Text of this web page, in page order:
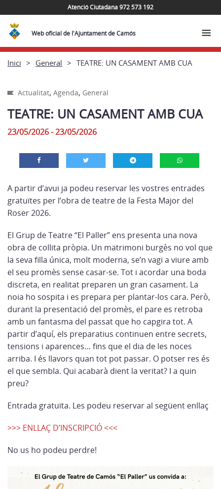
Atenció Ciutadana 972 573 192
Web oficial de l'Ajuntament de Camós
Inici General TEATRE: UN CASAMENT AMB CUA
Actualitat, Agenda, General
TEATRE: UN CASAMENT AMB CUA
23/05/2026 - 23/05/2026
A partir d’avui ja podeu reservar les vostres entrades
gratuïtes per l’obra de teatre de la Festa Major del
Roser 2026.
El Grup de Teatre “El Paller” ens presenta una nova
obra de collita pròpia. Un matrimoni burgès no vol que
la seva filla única, molt moderna, se’n vagi a viure amb
el seu promès sense casar-se. Tot i acordar una boda
discreta, en realitat preparen un gran casament. La
noia ho sospita i es prepara per plantar-los cara. Però,
durant la presentació del promès, el pare es retroba
amb un fantasma del passat que ho capgira tot. A
partir d’aquí, els preparatius continuen entre secrets,
tensions i aparences… fins que el dia de les noces
arriba. I és llavors quan tot pot passar. O potser res és
el que sembla. Qui acabarà dient la veritat? I a quin
preu?
Entrada gratuïta. Les podeu reservar al següent enllaç
>>> ENLLAÇ D’INSCRIPCIÓ <<<
No us ho podeu perdre!